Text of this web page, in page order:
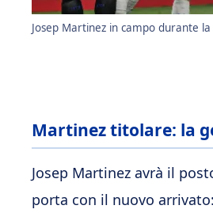
Josep Martinez in campo durante
Martinez titolare: la
Josep Martinez avrà il
porta con il nuovo